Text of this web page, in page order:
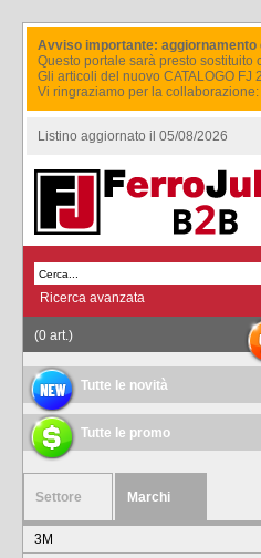
Avviso importante: aggiornamento
Questo portale sarà presto
Gli articoli del nuovo CATALOGO
Vi ringraziamo per la
Listino aggiornato il 05/08/2026
Ricerca avanzata
(0 art.)
Tutte le novità
Tutte le promo
Settore Marchi
3M